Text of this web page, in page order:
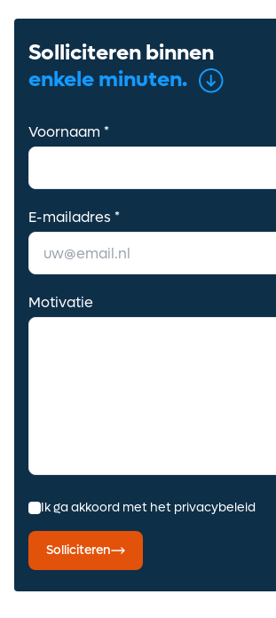
Solliciteren binnen
enkele minuten.
Voornaam *
E-mailadres *
Motivatie
Ik ga akkoord met het privacybeleid
Solliciteren
Ontvang vacatures